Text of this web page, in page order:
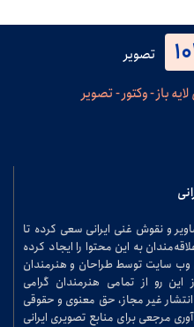
تصویر
باز - وکتور - تصویر
و نقوش غنی ایرانی سعی کرده تا
به این محتوا را ایجاد کرده
وب سایت توسط طراحان و هنرمندان
رو از تمامی هنرمندان گرامی
غیر مجاز، حق معنوی و حقوقی
مرجعی برای منابع تصویری ایرانی